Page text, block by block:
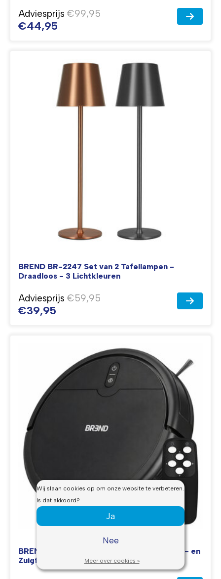
Adviesprijs €99,95
€44,95
BREND BR-2247 Set van 2 Tafellampen -
Draadloos - 3 Lichtkleuren
Adviesprijs €59,95
€39,95
BREND BR-2251 Robotstofzuiger met Veeg- en
Zuigfunctie - Compact
Wij slaan cookies op om onze website te verbeteren.
Is dat akkoord?
Ja
Nee
Meer over cookies »